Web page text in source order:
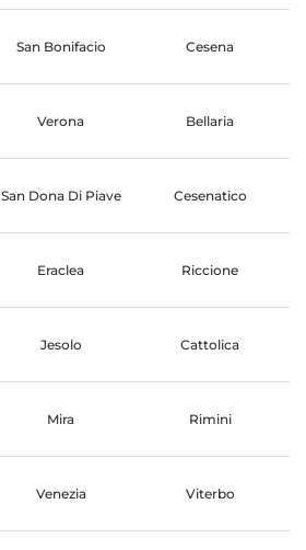
San Bonifacio Cesena
Verona Bellaria
San Dona Di Piave Cesenatico
Eraclea Riccione
Jesolo Cattolica
Mira Rimini
Venezia Viterbo